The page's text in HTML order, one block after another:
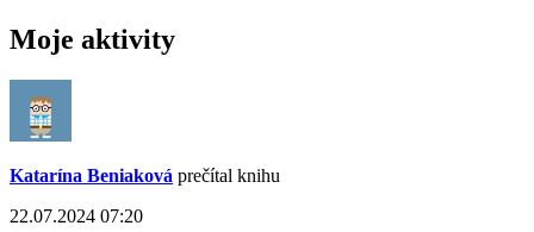
Moje aktivity
Katarína Beniaková prečítal knihu
22.07.2024 07:20